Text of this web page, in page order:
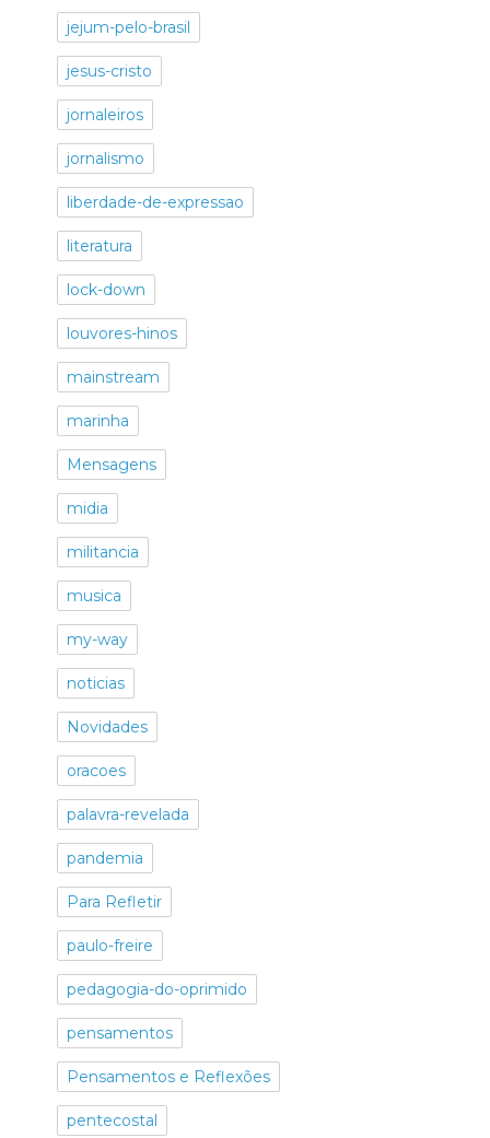
jejum-pelo-brasil
jesus-cristo
jornaleiros
jornalismo
liberdade-de-expressao
literatura
lock-down
louvores-hinos
mainstream
marinha
Mensagens
midia
militancia
musica
my-way
noticias
Novidades
oracoes
palavra-revelada
pandemia
Para Refletir
paulo-freire
pedagogia-do-oprimido
pensamentos
Pensamentos e Reflexões
pentecostal